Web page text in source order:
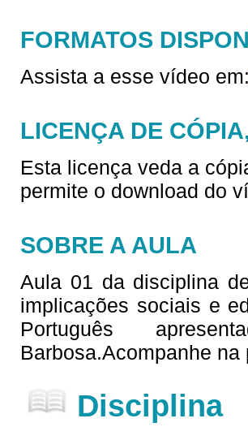
FORMATOS
Assista a esse vídeo em:
LICENÇA DE
Esta licença veda a
permite o download do
SOBRE A AULA
Aula 01 da disciplina
implicações sociais e
Português
Barbosa.Acompanhe
Disciplina